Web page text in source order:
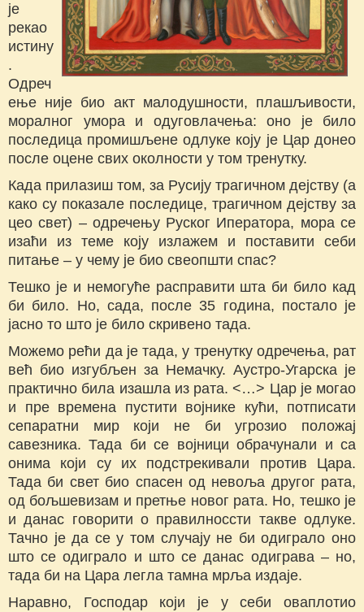
је
рекао
истину
.
Одреч
ење није био акт малодушности, плашљивости,
моралног умора и одуговлачења: оно је било
последица промишљене одлуке коју је Цар донео
после оцене свих околности у том тренутку.
Када прилазиш том, за Русију трагичном дејству (а
како су показале последице, трагичном дејству за
цео свет) – одречењу Руског Иператора, мора се
изаћи из теме коју излажем и поставити себи
питање – у чему је био свеопшти спас?
Тешко је и немогуће расправити шта би било кад
би било. Но, сада, после 35 година, постало је
јасно то што је било скривено тада.
Можемо рећи да је тада, у тренутку одречења, рат
већ био изгубљен за Немачку. Аустро-Угарска је
практично била изашла из рата. <…> Цар је могао
и пре времена пустити војнике кући, потписати
сепаратни мир који не би угрозио положај
савезника. Тада би се војници обрачунали и са
онима који су их подстрекивали против Цара.
Тада би свет био спасен од невоља другог рата,
од бољшевизам и претње новог рата. Но, тешко је
и данас говорити о правилноссти такве одлуке.
Тачно је да се у том случају не би одиграло оно
што се одиграло и што се данас одиграва – но,
тада би на Цара легла тамна мрља издаје.
Наравно, Господар који је у себи оваплотио